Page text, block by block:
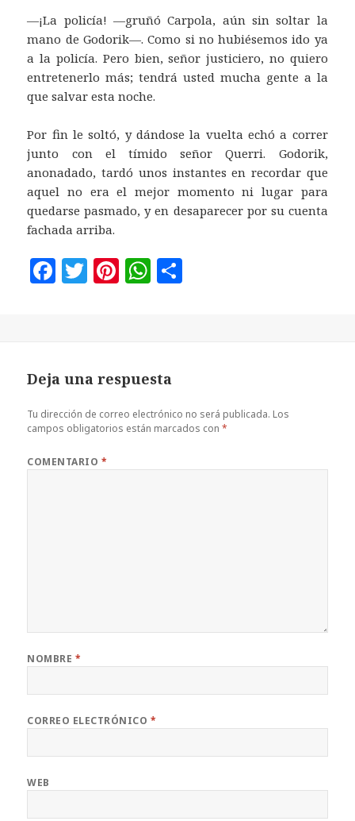
—¡La policía! —gruñó Carpola, aún sin soltar la
mano de Godorik—. Como si no hubiésemos ido ya
a la policía. Pero bien, señor justiciero, no quiero
entretenerlo más; tendrá usted mucha gente a la
que salvar esta noche.
Por fin le soltó, y dándose la vuelta echó a correr
junto con el tímido señor Querri. Godorik,
anonadado, tardó unos instantes en recordar que
aquel no era el mejor momento ni lugar para
quedarse pasmado, y en desaparecer por su cuenta
fachada arriba.
F
b
o
T
r
Pi
es
t
W
A
p ir
Deja una respuesta
Tu dirección de correo electrónico no será publicada. Los
campos obligatorios están marcados con*
COMENTARIO *
NOMBRE *
CORREO ELECTRÓNICO *
WEB